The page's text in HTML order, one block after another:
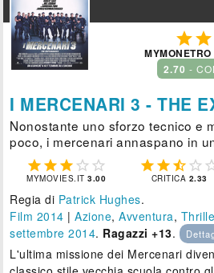

MYMONETRO
2.70 -
I MERCENARI 3 - THE
Nonostante uno sforzo tecnico e
poco, i mercenari annaspano in
    
MYMOVIES.IT3.00
   
CRITICA 2.33
Regia di Patrick Hughes.
Film 2014 |Azione,Avventura,
settembre 2014. Ragazzi +13.
L'ultima missione dei Mercenari